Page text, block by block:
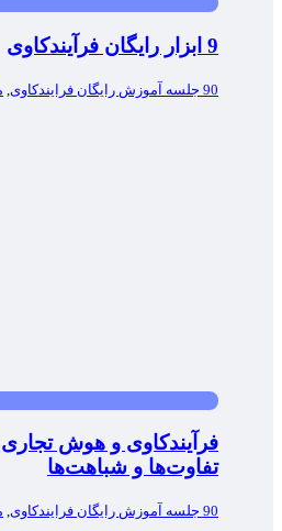
9 ابزار رایگان فرآیندکاوی
90 جلسه آموزش رایگان فرایندکاوی
فرآیندکاوی و هوش
تفاوت‌ها و شباهت‌ها
90 جلسه آموزش رایگان فرایندکاوی ,